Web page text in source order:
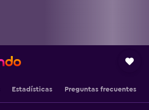
Estadísticas Preguntas frecuentes